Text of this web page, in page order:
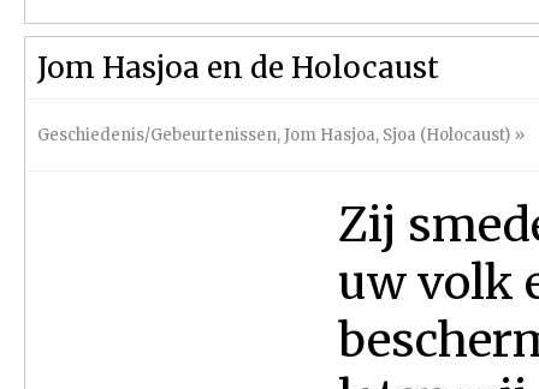
Jom Hasjoa en de Holocaust
Geschiedenis/Gebeurtenissen, Jom Hasjoa, Sjoa (Holocaust) »
Zij
uw volk